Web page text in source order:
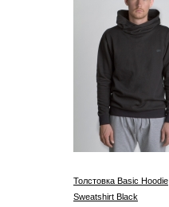
Толстовка Basic Hoodie
Sweatshirt Black